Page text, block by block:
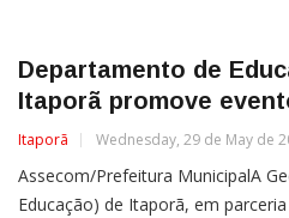
Departamento de
Itaporã promove
Itaporã Wednesday, 29 de May de
Assecom/Prefeitura MunicipalA
Educação) de Itaporã, em